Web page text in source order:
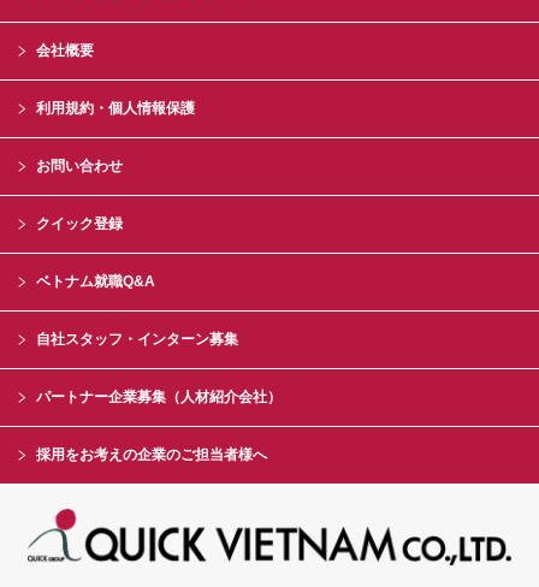
会社概要
利用規約・個人情報保護
お問い合わせ
クイック登録
ベトナム就職Q&A
自社スタッフ・インターン募集
パートナー企業募集（人材紹介会社）
採用をお考えの企業のご担当者様へ